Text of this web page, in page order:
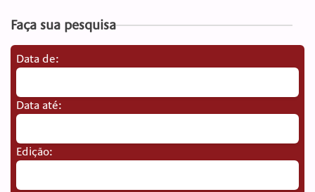
Faça sua pesquisa
Data de:
Data até:
Edição: